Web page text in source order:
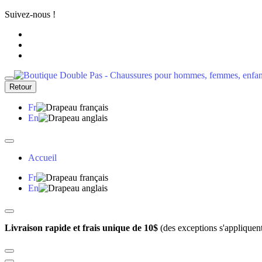
Suivez-nous !
Retour
Fr
En
Accueil
Fr
En
Livraison rapide et frais unique de 10$ (des exceptions